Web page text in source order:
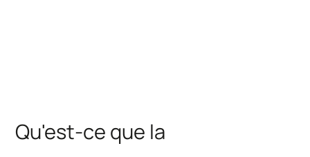
Qu'est-ce que la